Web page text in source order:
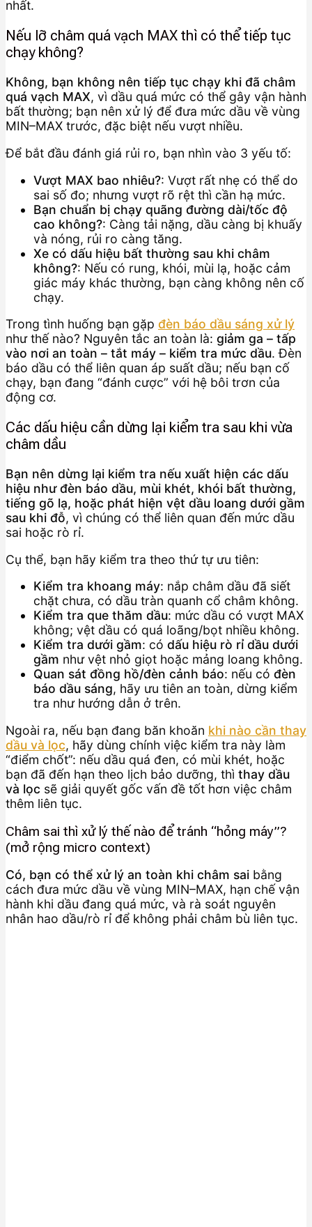
nhất.
Nếu lỡ châm quá vạch MAX thì có thể tiếp tục
chạy không?
Không, bạn không nên tiếp tục chạy khi đã châm
quá vạch MAX, vì dầu quá mức có thể gây vận hành
bất thường; bạn nên xử lý để đưa mức dầu về vùng
MIN–MAX trước, đặc biệt nếu vượt nhiều.
Để bắt đầu đánh giá rủi ro, bạn nhìn vào 3 yếu tố:
Vượt MAX bao nhiêu?: Vượt rất nhẹ có thể do
sai số đo; nhưng vượt rõ rệt thì cần hạ mức.
Bạn chuẩn bị chạy quãng đường dài/tốc độ
cao không?: Càng tải nặng, dầu càng bị khuấy
và nóng, rủi ro càng tăng.
Xe có dấu hiệu bất thường sau khi châm
không?: Nếu có rung, khói, mùi lạ, hoặc cảm
giác máy khác thường, bạn càng không nên cố
chạy.
Trong tình huống bạn gặp đèn báo dầu sáng xử lý
như thế nào? Nguyên tắc an toàn là: giảm ga – tấp
vào nơi an toàn – tắt máy – kiểm tra mức dầu. Đèn
báo dầu có thể liên quan áp suất dầu; nếu bạn cố
chạy, bạn đang “đánh cược” với hệ bôi trơn của
động cơ.
Các dấu hiệu cần dừng lại kiểm tra sau khi vừa
châm dầu
Bạn nên dừng lại kiểm tra nếu xuất hiện các dấu
hiệu như đèn báo dầu, mùi khét, khói bất thường,
tiếng gõ lạ, hoặc phát hiện vệt dầu loang dưới gầm
sau khi đỗ, vì chúng có thể liên quan đến mức dầu
sai hoặc rò rỉ.
Cụ thể, bạn hãy kiểm tra theo thứ tự ưu tiên:
Kiểm tra khoang máy: nắp châm dầu đã siết
chặt chưa, có dầu tràn quanh cổ châm không.
Kiểm tra que thăm dầu: mức dầu có vượt MAX
không; vệt dầu có quá loãng/bọt nhiều không.
Kiểm tra dưới gầm: có dấu hiệu rò rỉ dầu dưới
gầm như vệt nhỏ giọt hoặc mảng loang không.
Quan sát đồng hồ/đèn cảnh báo: nếu có đèn
báo dầu sáng, hãy ưu tiên an toàn, dừng kiểm
tra như hướng dẫn ở trên.
Ngoài ra, nếu bạn đang băn khoăn khi nào cần thay
dầu và lọc, hãy dùng chính việc kiểm tra này làm
“điểm chốt”: nếu dầu quá đen, có mùi khét, hoặc
bạn đã đến hạn theo lịch bảo dưỡng, thì thay dầu
và lọc sẽ giải quyết gốc vấn đề tốt hơn việc châm
thêm liên tục.
Châm sai thì xử lý thế nào để tránh “hỏng máy”?
(mở rộng micro context)
Có, bạn có thể xử lý an toàn khi châm sai bằng
cách đưa mức dầu về vùng MIN–MAX, hạn chế vận
hành khi dầu đang quá mức, và rà soát nguyên
nhân hao dầu/rò rỉ để không phải châm bù liên tục.